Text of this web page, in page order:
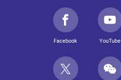
Facebook YouTube